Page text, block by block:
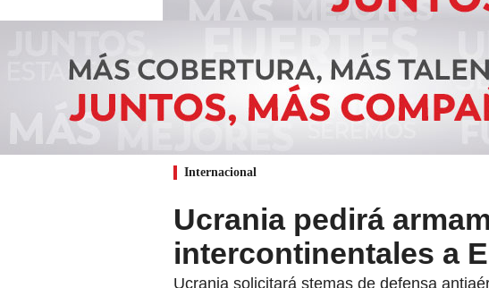
Internacional
Ucrania pedirá
intercontinentales a
Ucrania solicitará stemas de defensa